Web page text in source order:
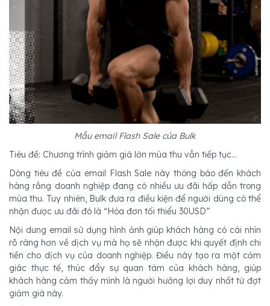
Mẫu email Flash Sale của Bulk
Tiêu đề: Chương trình giảm giá lớn mùa thu vẫn tiếp tục…
Dòng tiêu đề của email Flash Sale này thông báo đến khách
hàng rằng doanh nghiệp đang có nhiều ưu đãi hấp dẫn trong
mùa thu. Tuy nhiên, Bulk đưa ra điều kiện để người dùng có thể
nhận được ưu đãi đó là “Hóa đơn tối thiểu 30USD”
Nội dung email sử dụng hình ảnh giúp khách hàng có cái nhìn
rõ ràng hơn về dịch vụ mà họ sẽ nhận được khi quyết định chi
tiền cho dịch vụ của doanh nghiệp. Điều này tạo ra một cảm
giác thực tế, thúc đẩy sự quan tâm của khách hàng, giúp
khách hàng cảm thấy mình là người hưởng lợi duy nhất từ đợt
giảm giá này.